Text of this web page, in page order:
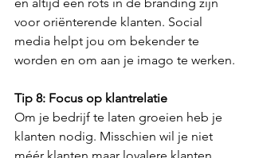
en altijd een rots in de branding zijn
voor oriënterende klanten. Social
media helpt jou om bekender te
worden en om aan je imago te werken.
Tip 8: Focus op klantrelatie
Om je bedrijf te laten groeien heb je
klanten nodig. Misschien wil je niet